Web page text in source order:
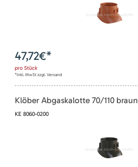
47,72€*
pro Stück
*inkl. MwSt zzgl. Versand
Klöber Abgaskalotte 70/110 braun
KE 8060-0200